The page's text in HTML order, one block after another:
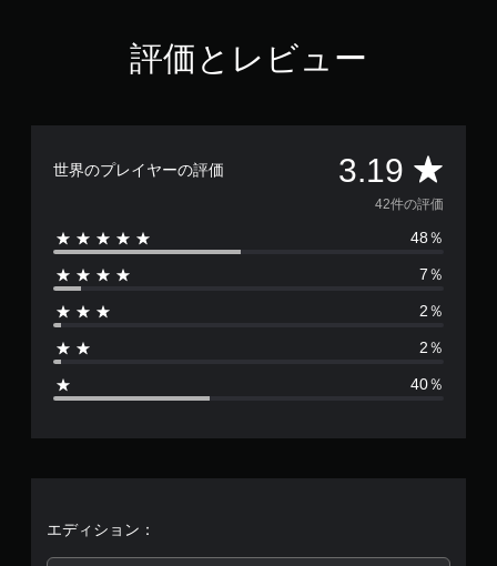
評価とレビュー
世界のプレイヤーの評価 3.19 評
価
数
は
2
42件の評価
48％
7％
2％
2％
40％
エディション：